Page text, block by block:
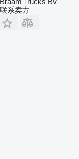
Braam Trucks BV
联系卖方